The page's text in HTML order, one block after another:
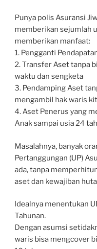
Punya polis Asuransi
memberikan sejumlah
memberikan manfaat:
1. Pengganti
2. Transfer Aset tanpa
waktu dan sengketa
3. Pendamping Aset
mengambil hak waris
4. Aset Penerus yang
Anak sampai usia 24
Masalahnya, banyak
Pertanggungan (UP)
ada, tanpa
aset dan kewajiban
Idealnya menentukan
Tahunan.
Dengan asumsi
waris bisa mengcover